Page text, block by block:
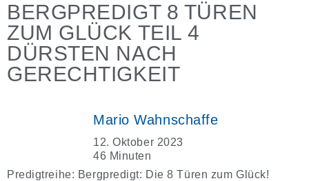
BERGPREDIGT 8 TÜREN
ZUM GLÜCK TEIL 4
DÜRSTEN NACH
GERECHTIGKEIT
Mario Wahnschaffe
12. Oktober 2023
46 Minuten
Predigtreihe: Bergpredigt: Die 8 Türen zum Glück!